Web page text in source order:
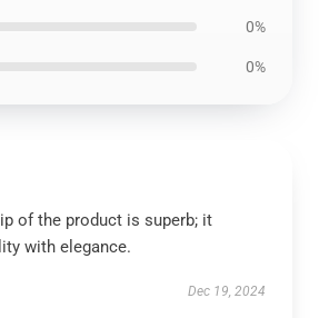
0%
0%
of the product is superb; it
with elegance.
Dec 19, 2024